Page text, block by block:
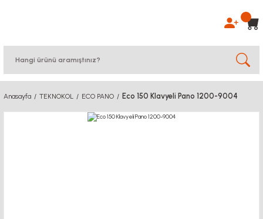
Anasayfa TEKNOKOL ECO PANO Eco 150 Klavyeli Pano 1200-9004